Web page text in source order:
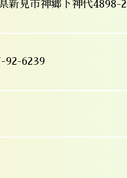
新見市神郷下神代4898-2
92-6239